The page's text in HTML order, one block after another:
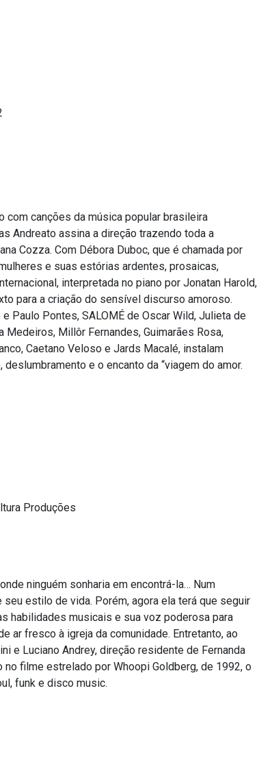
canções da música popular brasileira
Andreato assina a direção trazendo toda a
Cozza. Com Débora Duboc, que é chamada por
e suas estórias ardentes, prosaicas,
interpretada no piano por Jonatan Harold,
para a criação do sensível discurso amoroso.
e Paulo Pontes, SALOMÉ de Oscar Wild, Julieta de
Millôr Fernandes, Guimarães Rosa,
Caetano Veloso e Jards Macalé, instalam
e o encanto da “viagem do amor.
Produções
ninguém sonharia em encontrá-la… Num
estilo de vida. Porém, agora ela terá que seguir
habilidades musicais e sua voz poderosa para
ar fresco à igreja da comunidade. Entretanto, ao
e Luciano Andrey, direção residente de Fernanda
filme estrelado por Whoopi Goldberg, de 1992, o
funk e disco music.